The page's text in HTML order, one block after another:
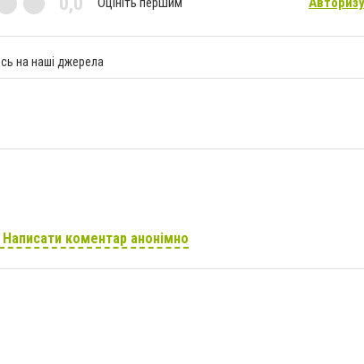
на наші джерела
Написати коментар анонімно